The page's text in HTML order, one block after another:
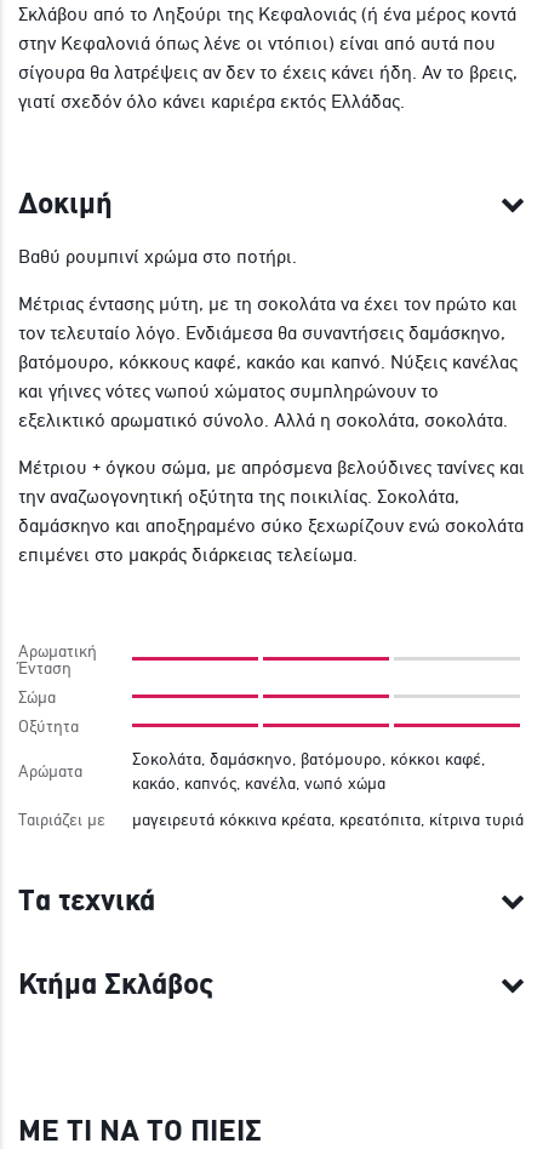
Σκλάβου από το Ληξούρι της Κεφαλονιάς (ή ένα μέρος κοντά
στην Κεφαλονιά όπως λένε οι ντόπιοι) είναι από αυτά που
σίγουρα θα λατρέψεις αν δεν το έχεις κάνει ήδη. Αν το βρεις,
γιατί σχεδόν όλο κάνει καριέρα εκτός Ελλάδας.
Δοκιμή
Βαθύ ρουμπινί χρώμα στο ποτήρι.
Μέτριας έντασης μύτη, με τη σοκολάτα να έχει τον πρώτο και
τον τελευταίο λόγο. Ενδιάμεσα θα συναντήσεις δαμάσκηνο,
βατόμουρο, κόκκους καφέ, κακάο και καπνό. Νύξεις κανέλας
και γήινες νότες νωπού χώματος συμπληρώνουν το
εξελικτικό αρωματικό σύνολο. Αλλά η σοκολάτα, σοκολάτα.
Μέτριου + όγκου σώμα, με απρόσμενα βελούδινες τανίνες και
την αναζωογονητική οξύτητα της ποικιλίας. Σοκολάτα,
δαμάσκηνο και αποξηραμένο σύκο ξεχωρίζουν ενώ σοκολάτα
επιμένει στο μακράς διάρκειας τελείωμα.
Αρωματική
Ένταση
Σώμα
Οξύτητα
Αρώματα
Σοκολάτα, δαμάσκηνο, βατόμουρο, κόκκοι καφέ,
κακάο, καπνός, κανέλα, νωπό χώμα
Ταιριάζει με
μαγειρευτά κόκκινα κρέατα, κρεατόπιτα, κίτρινα τυριά
Τα τεχνικά
Κτήμα Σκλάβος
ΜΕ ΤΙ ΝΑ ΤΟ ΠΙΕΙΣ